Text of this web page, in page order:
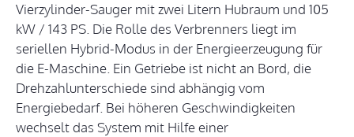
Vierzylinder-Sauger mit zwei Litern Hubraum und 105
kW / 143 PS. Die Rolle des Verbrenners liegt im
seriellen Hybrid-Modus in der Energieerzeugung für
die E-Maschine. Ein Getriebe ist nicht an Bord, die
Drehzahlunterschiede sind abhängig vom
Energiebedarf. Bei höheren Geschwindigkeiten
wechselt das System mit Hilfe einer